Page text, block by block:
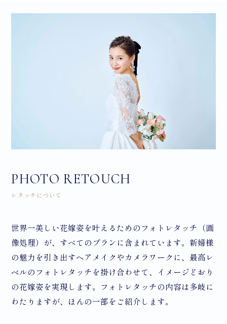
PHOTO RETOUCH
レタッチについて
世界一美しい花嫁姿を叶えるためのフォトレタッチ（画
像処理）が、すべてのプランに含まれています。新婦様
の魅力を引き出すヘアメイクやカメラワークに、最高レ
ベルのフォトレタッチを掛け合わせて、イメージどおり
の花嫁姿を実現します。フォトレタッチの内容は多岐に
わたりますが、ほんの一部をご紹介します。